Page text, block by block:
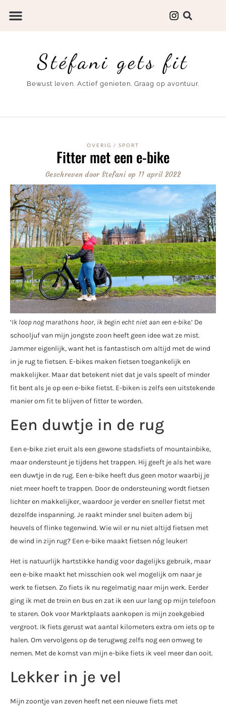
Stéfani gets fit
Bewust leven. Actief genieten. Graag op avontuur.
OVERIG / SPORT
Fitter met een e-bike
Geschreven doorStefani op 11 april 2022
‘Ik loop nog marathons hoor, ik begin echt niet aan een e-bike.’ De
schooljuf van mijn jongste zoon heeft geen idee wat ze mist.
Jammer eigenlijk, want het is fantastisch om altijd met de wind
in je rug te fietsen. E-bikes maken fietsen toegankelijk en
makkelijker. Maar dat betekent niet dat je vals speelt of minder
fit bent als je op een e-bike fietst. E-biken is zelfs een uitstekende
manier om fit te blijven of fitter te worden.
Een duwtje in de rug
Een e-bike ziet eruit als een gewone stadsfiets of mountainbike,
maar ondersteunt je tijdens het trappen. Hij geeft je als het ware
een duwtje in de rug. Een e-bike heeft dus geen motor waarbij je
niet meer hoeft te trappen. Door de ondersteuning wordt fietsen
lichter en makkelijker, waardoor je verder en sneller fietst met
dezelfde inspanning. Je raakt minder snel buiten adem bij
heuvels of flinke tegenwind. Wie wil er nu niet altijd fietsen met
de wind in zijn rug? Een e-bike maakt fietsen nóg leuker!
Het is natuurlijk hartstikke handig voor dagelijks gebruik, maar
een e-bike maakt het misschien ook wel mogelijk om naar je
werk te fietsen. Zo fiets ik nu regelmatig naar mijn werk. Eerder
ging ik met de trein en bus en zat ik een uur lang op mijn telefoon
te staren. Ook voor Marktplaats aankopen is mijn zoekgebied
vergroot. Ik fiets gerust wat aantal kilometers extra om iets op te
halen. Om vervolgens op de terugweg zelfs nog een omweg te
nemen. Met de komst van mijn e-bike fiets ik veel meer dan ooit.
Lekker in je vel
Mijn zoontje van zeven heeft net een nieuwe fiets met